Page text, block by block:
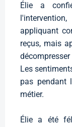
Élie a
appliquant
reçus, mais
Les
pas pendant
métier.
Élie a été